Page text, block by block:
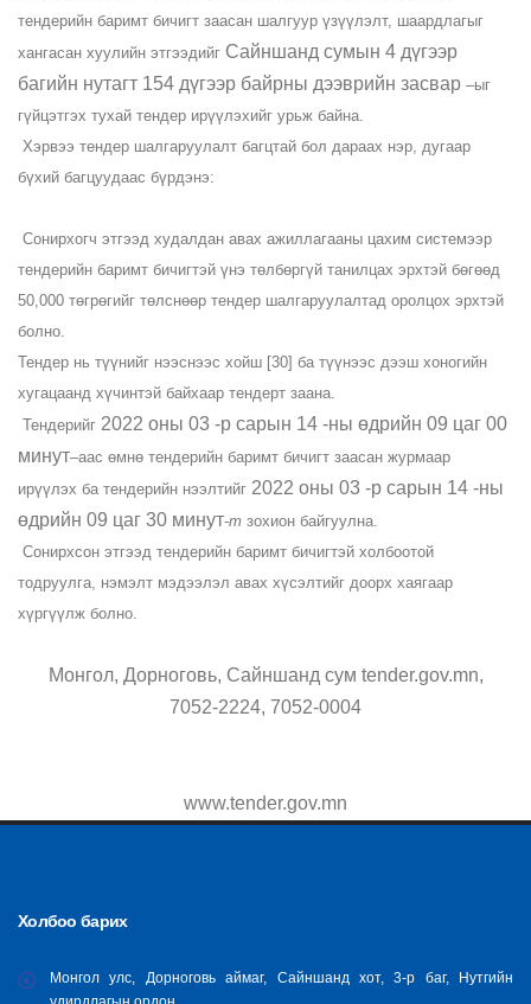
тендерийн баримт бичигт заасан шалгуур үзүүлэлт, шаардлагыг
хангасан хуулийн этгээдийг Сайншанд сумын 4 дүгээр
багийн нутагт 154 дүгээр байрны дээврийн засвар –ыг
гүйцэтгэх тухай тендер ирүүлэхийг урьж байна.
Хэрвээ тендер шалгаруулалт багцтай бол дараах нэр, дугаар
бүхий багцуудаас бүрдэнэ:
Сонирхогч этгээд худалдан авах ажиллагааны цахим системээр
тендерийн баримт бичигтэй үнэ төлбөргүй танилцах эрхтэй бөгөөд
50,000 төгрөгийг төлснөөр тендер шалгаруулалтад оролцох эрхтэй
болно.
Тендер нь түүнийг нээснээс хойш [30] ба түүнээс дээш хоногийн
хугацаанд хүчинтэй байхаар тендерт заана.
Тендерийг 2022 оны 03 -р сарын 14 -ны өдрийн 09 цаг 00
минут–аас өмнө тендерийн баримт бичигт заасан журмаар
ирүүлэх ба тендерийн нээлтийг 2022 оны 03 -р сарын 14 -ны
өдрийн 09 цаг 30 минут-т зохион байгуулна.
Сонирхсон этгээд тендерийн баримт бичигтэй холбоотой
тодруулга, нэмэлт мэдээлэл авах хүсэлтийг доорх хаягаар
хүргүүлж болно.
Монгол, Дорноговь, Сайншанд сум tender.gov.mn,
7052-2224, 7052-0004
www.tender.gov.mn
Холбоо барих
Монгол улс, Дорноговь аймаг, Сайншанд хот, 3-р баг, Нутгийн